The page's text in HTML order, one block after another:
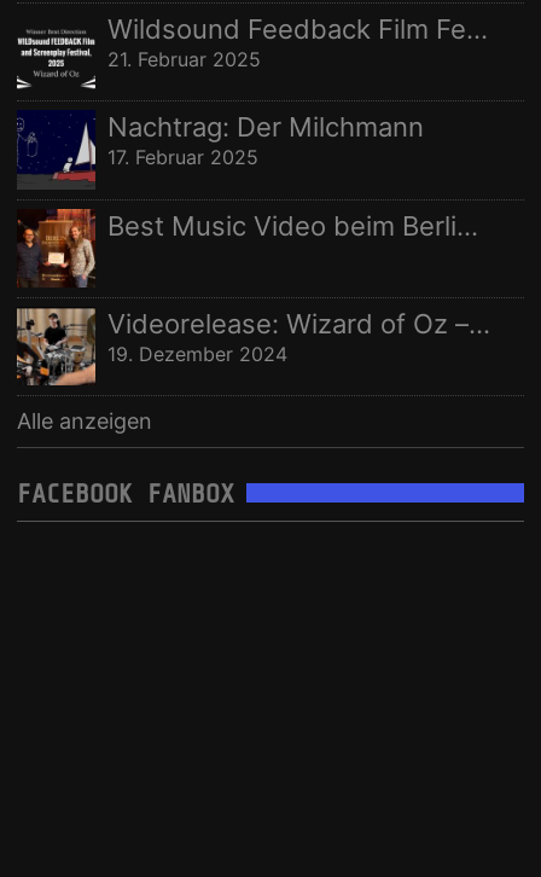
Wildsound Feedback Film Festival: Beste Regie
21. Februar 2025
Nachtrag: Der Milchmann
17. Februar 2025
Best Music Video beim Berlin Independent Film Festival
Videorelease: Wizard of Oz – feat. Rhani Krija, Michalina Malisz & Ross Ainslie
19. Dezember 2024
Alle anzeigen
FACEBOOK FANBOX